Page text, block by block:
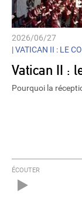
2026/06/27
|VATICAN II : LE
Vatican II :
Pourquoi la
ÉCOUTER